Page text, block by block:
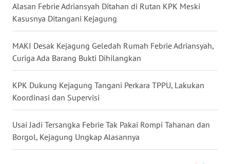
Alasan Febrie Adriansyah Ditahan di Rutan KPK Meski
Kasusnya Ditangani Kejagung
MAKI Desak Kejagung Geledah Rumah Febrie Adriansyah,
Curiga Ada Barang Bukti Dihilangkan
KPK Dukung Kejagung Tangani Perkara TPPU, Lakukan
Koordinasi dan Supervisi
Usai Jadi Tersangka Febrie Tak Pakai Rompi Tahanan dan
Borgol, Kejagung Ungkap Alasannya
WN
KALTIM
WN
SULSEL
WN
GORONTALO
WN
SULUT